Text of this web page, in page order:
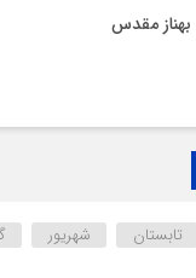
بهناز مقدس
تابستان شهریور